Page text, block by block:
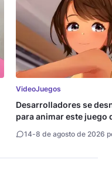
VideoJuegos
Desarrolladores se
para animar este juego
14-8 de agosto de 2026